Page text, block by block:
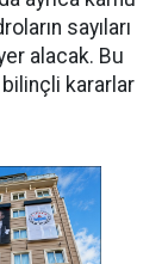
sayıları
alacak. Bu
bilinçli kararlar